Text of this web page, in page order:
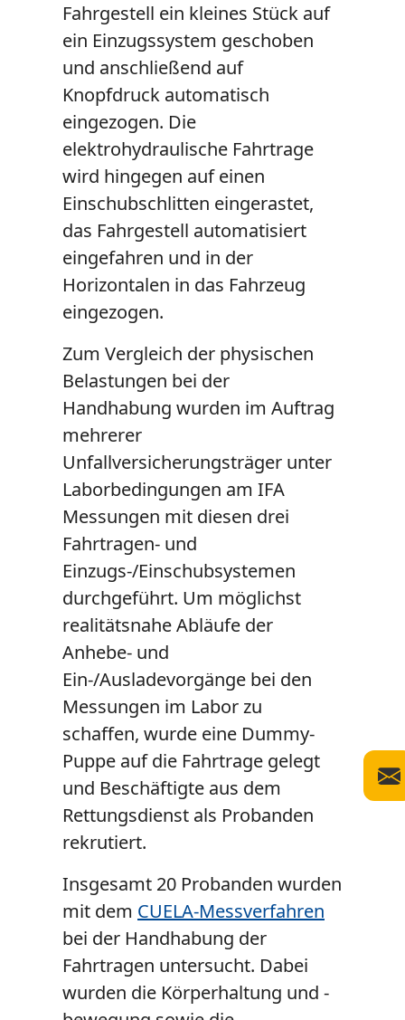
Fahrgestell ein kleines Stück auf
ein Einzugssystem geschoben
und anschließend auf
Knopfdruck automatisch
eingezogen. Die
elektrohydraulische Fahrtrage
wird hingegen auf einen
Einschubschlitten eingerastet,
das Fahrgestell automatisiert
eingefahren und in der
Horizontalen in das Fahrzeug
eingezogen.
Zum Vergleich der physischen
Belastungen bei der
Handhabung wurden im Auftrag
mehrerer
Unfallversicherungsträger unter
Laborbedingungen am IFA
Messungen mit diesen drei
Fahrtragen- und
Einzugs-/Einschubsystemen
durchgeführt. Um möglichst
realitätsnahe Abläufe der
Anhebe- und
Ein-/Ausladevorgänge bei den
Messungen im Labor zu
schaffen, wurde eine Dummy-
Puppe auf die Fahr­trage gelegt
und Beschäftigte aus dem
Rettungsdienst als Probanden
rekrutiert.
Insgesamt 20 Probanden wurden
mit dem CUELA-Messverfahren
bei der Handhabung der
Fahrtragen untersucht. Dabei
wurden die Körperhaltung und -